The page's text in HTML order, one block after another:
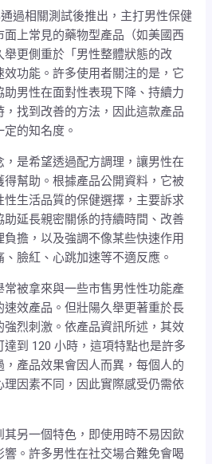
過相關測試後推出，主打男性保健
上常見的藥物型產品（如美國西
更側重於「男性整體狀態的改
功能。許多使用者關注的是，它
男性在面對性表現下降、持續力
找到改善的方法，因此這款產品
的知名度。
，是希望透過配方調理，讓男性在
幫助。根據產品公開資料，它被
生活品質的保健選擇，主要訴求
延長親密關係的持續時間、改善
擔，以及強調不像某些快速作用
臉紅、心跳加速等不適反應。
被拿來與一些市售男性性功能產
效產品。但壯陽久舉更著重於長
烈刺激。依產品資訊所述，其效
到 120 小時，這項特點也是許多
產品效果會因人而異，每個人的
因素不同，因此實際感受仍需依
另一個特色，即使用時不易因飲
。許多男性在社交場合難免會喝